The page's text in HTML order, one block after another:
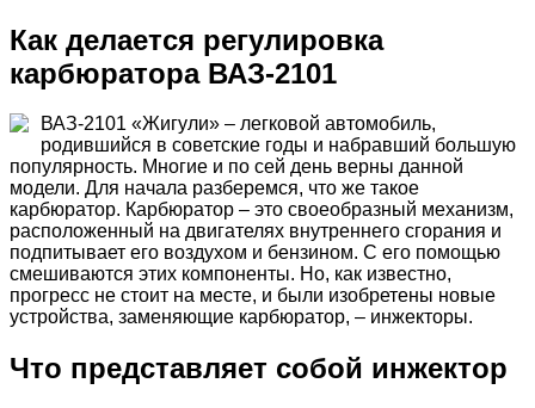
Как делается регулировка
карбюратора ВАЗ-2101
ВАЗ-2101 «Жигули» – легковой автомобиль,
родившийся в советские годы и набравший большую
популярность. Многие и по сей день верны данной
модели. Для начала разберемся, что же такое
карбюратор. Карбюратор – это своеобразный механизм,
расположенный на двигателях внутреннего сгорания и
подпитывает его воздухом и бензином. С его помощью
смешиваются этих компоненты. Но, как известно,
прогресс не стоит на месте, и были изобретены новые
устройства, заменяющие карбюратор, – инжекторы.
Что представляет собой инжектор